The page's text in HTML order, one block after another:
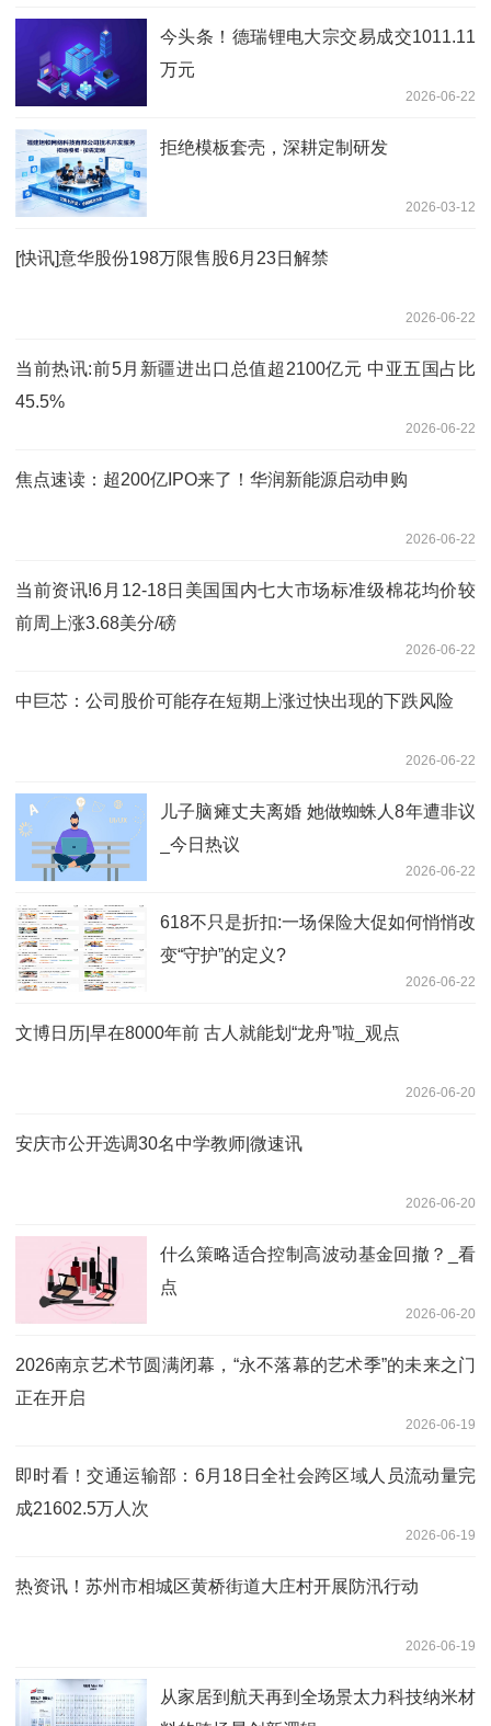
今头条！德瑞锂电大宗交易成交1011.11
万元
2026-06-22
拒绝模板套壳，深耕定制研发
2026-03-12
[快讯]意华股份198万限售股6月23日解禁
2026-06-22
当前热讯:前5月新疆进出口总值超2100亿元 中亚五国占比
45.5%
2026-06-22
焦点速读：超200亿IPO来了！华润新能源启动申购
2026-06-22
当前资讯!6月12-18日美国国内七大市场标准级棉花均价较
前周上涨3.68美分/磅
2026-06-22
中巨芯：公司股价可能存在短期上涨过快出现的下跌风险
2026-06-22
儿子脑瘫丈夫离婚 她做蜘蛛人8年遭非议
_今日热议
2026-06-22
618不只是折扣:一场保险大促如何悄悄改
变“守护”的定义?
2026-06-22
文博日历|早在8000年前 古人就能划“龙舟”啦_观点
2026-06-20
安庆市公开选调30名中学教师|微速讯
2026-06-20
什么策略适合控制高波动基金回撤？_看
点
2026-06-20
2026南京艺术节圆满闭幕，“永不落幕的艺术季”的未来之门
正在开启
2026-06-19
即时看！交通运输部：6月18日全社会跨区域人员流动量完
成21602.5万人次
2026-06-19
热资讯！苏州市相城区黄桥街道大庄村开展防汛行动
2026-06-19
从家居到航天再到全场景太力科技纳米材